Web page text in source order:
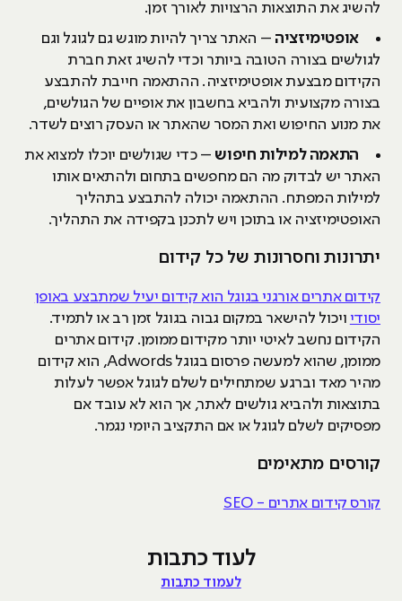
להשיג את התוצאות הרצויות לאורך זמן.
אופטימיזציה – האתר צריך להיות מוגש גם לגוגל וגם
לגולשים בצורה הטובה ביותר וכדי להשיג זאת חברת
הקידום מבצעת אופטימיזציה. ההתאמה חייבת להתבצע
בצורה מקצועית ולהביא בחשבון את אופיים של הגולשים,
את מנוע החיפוש ואת המסר שהאתר או העסק רוצים לשדר.
התאמה למילות חיפוש – כדי שגולשים יוכלו למצוא את
האתר יש לבדוק מה הם מחפשים בתחום ולהתאים אותו
למילות המפתח. ההתאמה יכולה להתבצע בתהליך
האופטימיזציה או בתוכן ויש לתכנן בקפידה את התהליך.
יתרונות וחסרונות של כל קידום
קידום אתרים אורגני בגוגל הוא קידום יעיל שמתבצע באופן
יסודי ויכול להישאר במקום גבוה בגוגל זמן רב או לתמיד.
הקידום נחשב לאיטי יותר מקידום ממומן. קידום אתרים
ממומן, שהוא למעשה פרסום בגוגל Adwords, הוא קידום
מהיר מאד וברגע שמתחילים לשלם לגוגל אפשר לעלות
בתוצאות ולהביא גולשים לאתר, אך הוא לא עובד אם
מפסיקים לשלם לגוגל או אם התקציב היומי נגמר.
קורסים מתאימים
קורס קידום אתרים - SEO
לעוד כתבות
לעמוד כתבות